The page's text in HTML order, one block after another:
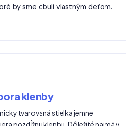
by sme obuli vlastným deťom.
klenby
tvarovaná stielka jemne
pozdĺžnu klenbu. Dôležité najmä v